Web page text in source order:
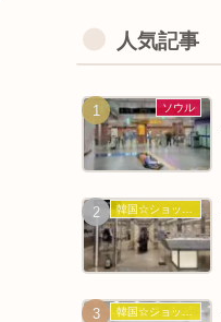
人気記事
ソウル
韓国☆ショッピング